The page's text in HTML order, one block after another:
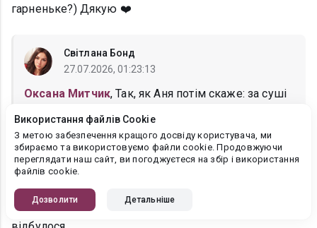
гарненьке?) Дякую ❤️
Світлана Бонд
27.07.2026, 01:23:13
Оксана Митчик, Так, як Аня потім скаже: за суші
Anna Anna
Зараз Аня прийде додому й усвідомить, що взагалі
Використання файлів Cookie
З метою забезпечення кращого досвіду користувача, ми
збираємо та використовуємо файли cookie. Продовжуючи
переглядати наш сайт, ви погоджуєтеся на збір і використання
файлів cookie.
Дозволити Детальніше